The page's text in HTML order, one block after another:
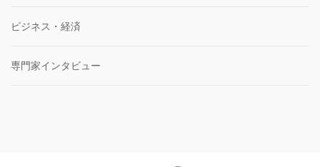
ビジネス・経済
専門家インタビュー